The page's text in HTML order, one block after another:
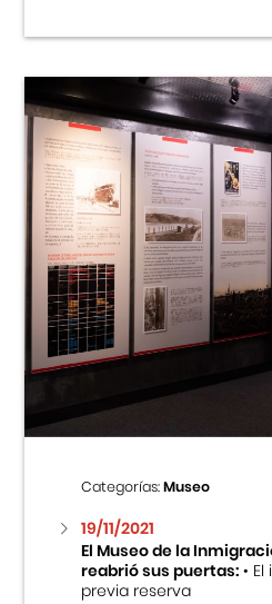
Categorías:Museo
19/11/2021
El Museo de la
reabrió sus puertas:• El
previa reserva